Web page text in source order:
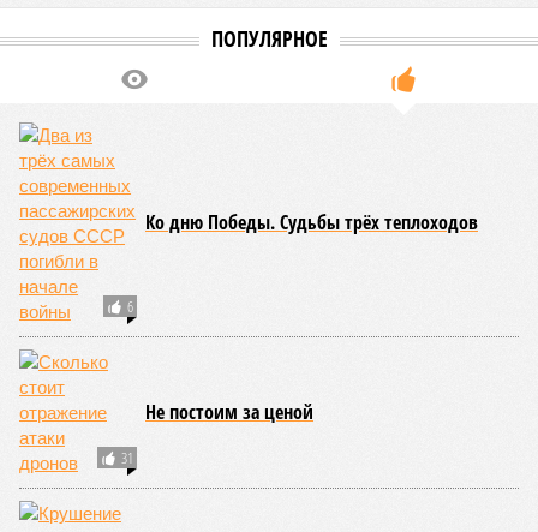
ПОПУЛЯРНОЕ
6
Ко дню Победы. Судьбы трёх теплоходов
31
Не постоим за ценой